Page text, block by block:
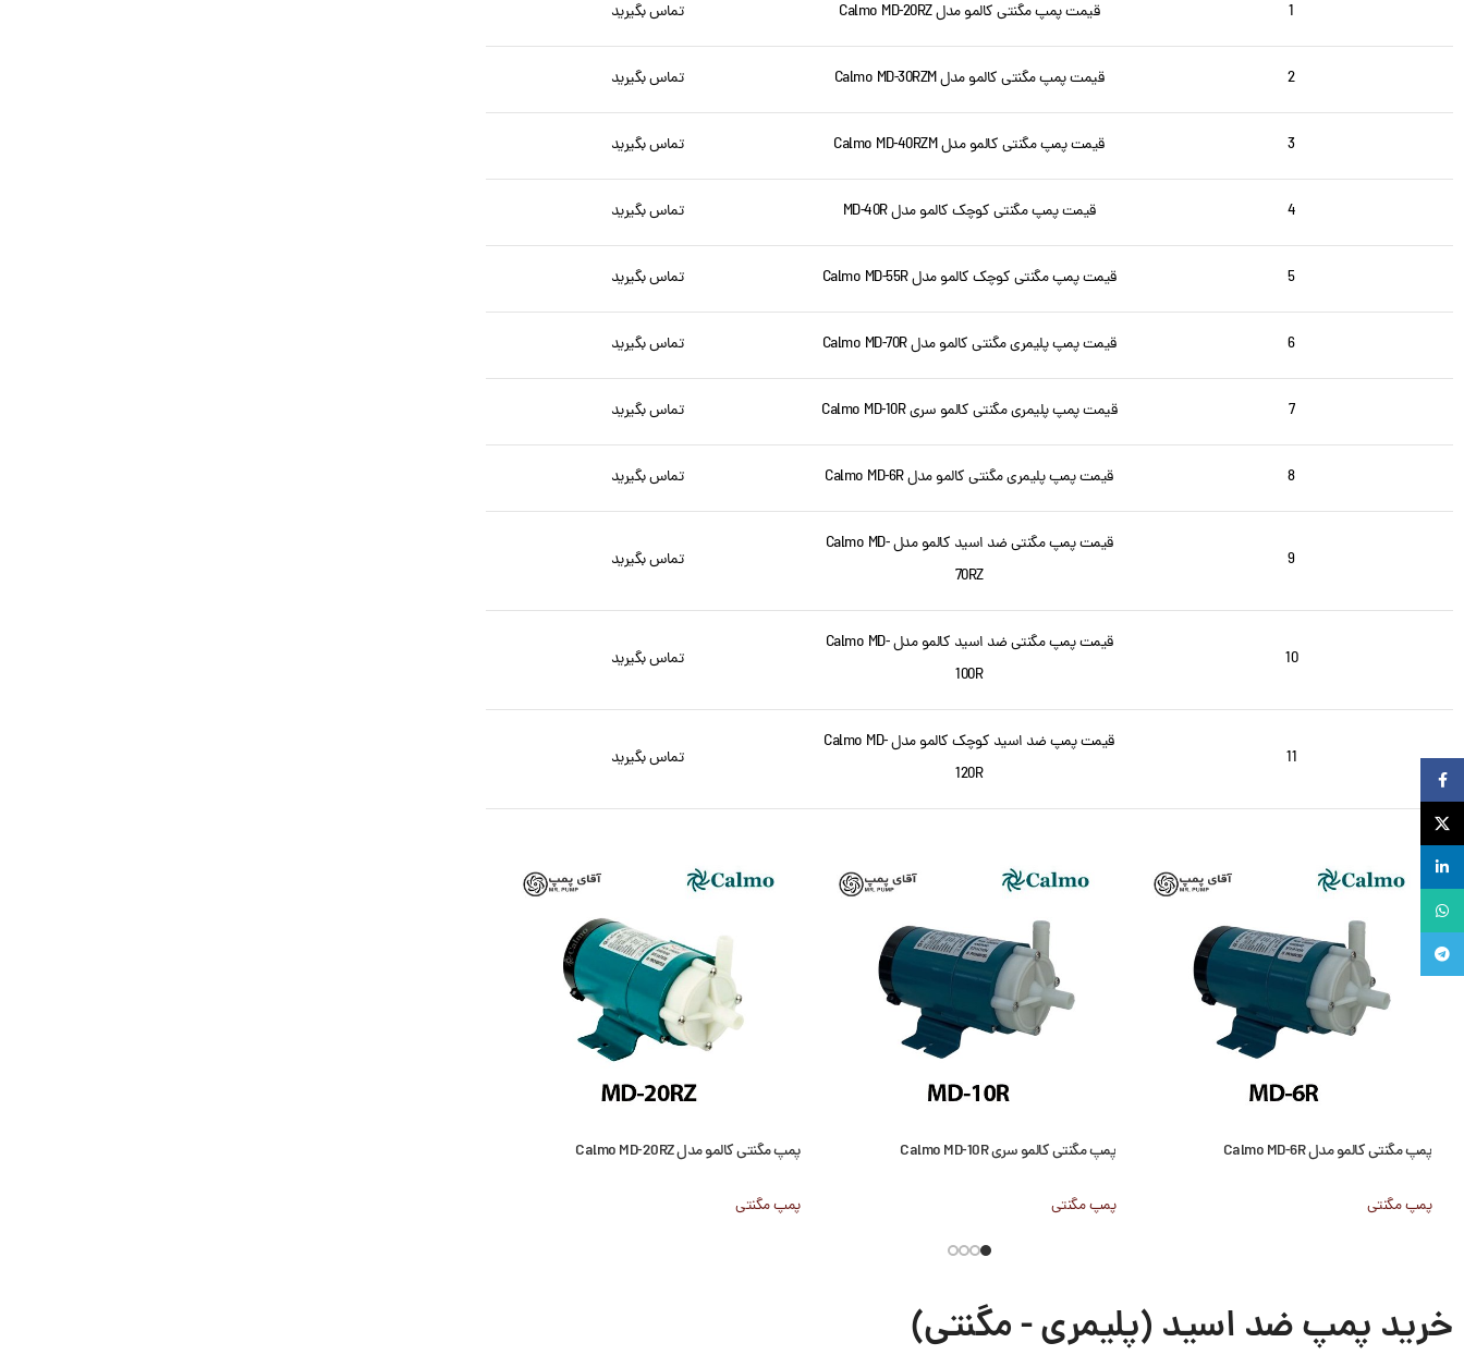
1 قیمت پمپ مگنتی کالمو مدل Calmo MD-20RZ تماس بگیرید
2 قیمت پمپ مگنتی کالمو مدل Calmo MD-30RZM تماس بگیرید
3 قیمت پمپ مگنتی کالمو مدل Calmo MD-40RZM تماس بگیرید
4 قیمت پمپ مگنتی کوچک کالمو مدل MD-40R تماس بگیرید
5 قیمت پمپ مگنتی کوچک کالمو مدل Calmo MD-55R تماس بگیرید
6 قیمت پمپ پلیمری مگنتی کالمو مدل Calmo MD-70R تماس بگیرید
7 قیمت پمپ پلیمری مگنتی کالمو سری Calmo MD-10R تماس بگیرید
8 قیمت پمپ پلیمری مگنتی کالمو مدل Calmo MD-6R تماس بگیرید
9
قیمت پمپ مگنتی ضد اسید کالمو مدل Calmo MD-
70RZ
تماس بگیرید
10
قیمت پمپ مگنتی ضد اسید کالمو مدل Calmo MD-
100R
تماس بگیرید
11
قیمت پمپ ضد اسید کوچک کالمو مدل Calmo MD-
120R
تماس بگیرید
پمپ مگنتی کالمو مدل Calmo MD-6R
پمپ مگنتی
پمپ مگنتی کالمو سری Calmo MD-10R
پمپ مگنتی
پمپ مگنتی کالمو مدل Calmo MD-20RZ
پمپ مگنتی
خرید پمپ ضد اسید (پلیمری - مگنتی)